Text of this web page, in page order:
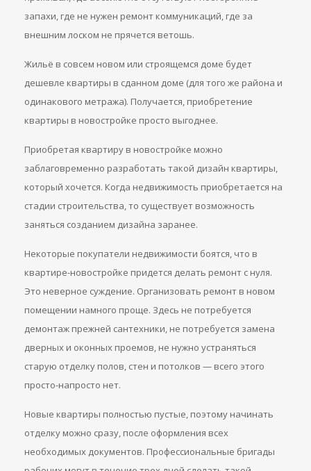
запахи, где не нужен ремонт коммуникаций, где за
внешним лоском не прячется ветошь.
Жильё в совсем новом или строящемся доме будет
дешевле квартиры в сданном доме (для того же района и
одинакового метража). Получается, приобретение
квартиры в новостройке просто выгоднее.
Приобретая квартиру в новостройке можно
заблаговременно разработать такой дизайн квартиры,
который хочется. Когда недвижимость приобретается на
стадии строительства, то существует возможность
заняться созданием дизайна заранее.
Некоторые покупатели недвижимости боятся, что в
квартире-новостройке придется делать ремонт с нуля.
Это неверное суждение. Организовать ремонт в новом
помещении намного проще. Здесь не потребуется
демонтаж прежней сантехники, не потребуется замена
дверных и оконных проемов, не нужно устраняться
старую отделку полов, стен и потолков — всего этого
просто-напросто нет.
Новые квартиры полностью пустые, поэтому начинать
отделку можно сразу, после оформления всех
необходимых документов. Профессиональные бригады